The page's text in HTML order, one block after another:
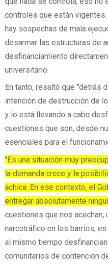
controles que están
hay sospechas de mala
desarmar las estructuras de
desfinanciamiento
universitario.
En tanto, resaltó que "detrás
intención de destrucción de
y lo está llevando a cabo
cuestiones que son, desde
esenciales para el
"Es una situación muy
la demanda crece y la
achica. En ese contexto, el
entregar absolutamente
cuestiones que nos acechan;
narcotráfico en los barrios,
al mismo tiempo
comunitarios de contención